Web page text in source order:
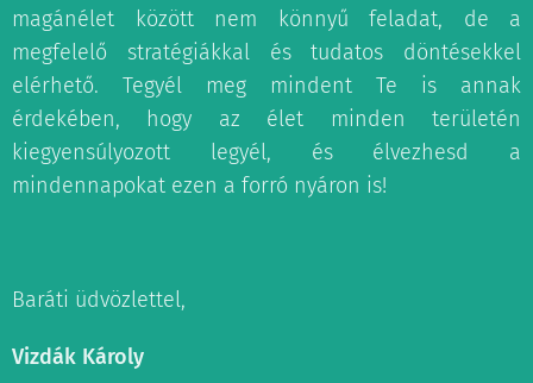
magánélet között nem könnyű feladat, de a
megfelelő stratégiákkal és tudatos döntésekkel
elérhető. Tegyél meg mindent Te is annak
érdekében, hogy az élet minden területén
kiegyensúlyozott legyél, és élvezhesd a
mindennapokat ezen a forró nyáron is!
Baráti üdvözlettel,
Vizdák Károly